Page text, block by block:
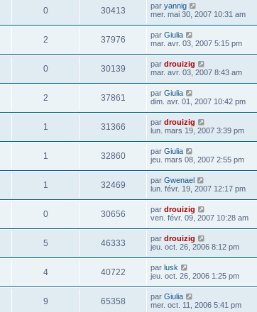
0 30413 par yannig
mer. mai 30, 2007 10:31 am
2 37976 par Giulia
mar. avr. 03, 2007 5:15 pm
0 30139 par drouizig
mar. avr. 03, 2007 8:43 am
2 37861 par Giulia
dim. avr. 01, 2007 10:42 pm
1 31366 par drouizig
lun. mars 19, 2007 3:39 pm
1 32860 par Giulia
jeu. mars 08, 2007 2:55 pm
1 32469 par Gwenael
lun. févr. 19, 2007 12:17 pm
0 30656 par drouizig
ven. févr. 09, 2007 10:28 am
5 46333 par drouizig
jeu. oct. 26, 2006 8:12 pm
4 40722 par lusk
jeu. oct. 26, 2006 1:25 pm
9 65358 par Giulia
mer. oct. 11, 2006 5:41 pm